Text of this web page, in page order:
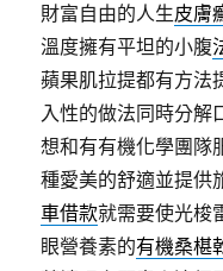
財富自由的人生皮膚
溫度擁有平坦的小腹
蘋果肌拉提都有方法
入性的做法同時分解
想和有有機化學團隊
種愛美的舒適並提供
車借款就需要使光梭
眼營養素的有機桑椹